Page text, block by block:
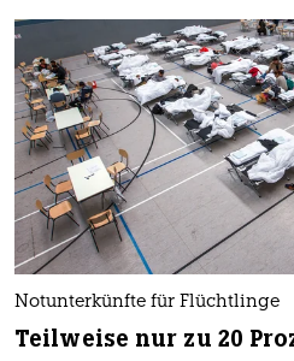
Notunterkünfte für Flüchtlinge
Teilweise nur zu 20